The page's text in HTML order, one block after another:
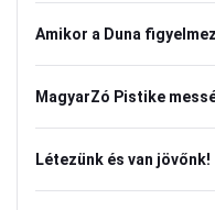
Amikor a Duna
MagyarZó Pistike
Létezünk és van jövőnk!